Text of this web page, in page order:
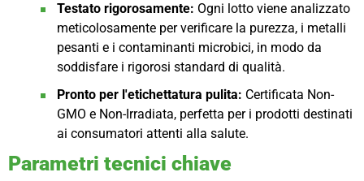
Testato rigorosamente: Ogni lotto viene analizzato
meticolosamente per verificare la purezza, i metalli
pesanti e i contaminanti microbici, in modo da
soddisfare i rigorosi standard di qualità.
Pronto per l'etichettatura pulita: Certificata Non-
GMO e Non-Irradiata, perfetta per i prodotti destinati
ai consumatori attenti alla salute.
Parametri tecnici chiave